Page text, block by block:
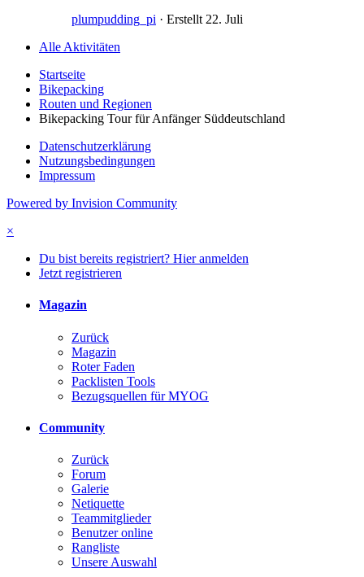
plumpudding_pi · Erstellt 22. Juli
Alle Aktivitäten
Startseite
Bikepacking
Routen und Regionen
Bikepacking Tour für Anfänger Süddeutschland
Datenschutzerklärung
Nutzungsbedingungen
Impressum
Powered by Invision Community
×
Du bist bereits registriert? Hier anmelden
Jetzt registrieren
Magazin
Zurück
Magazin
Roter Faden
Packlisten Tools
Bezugsquellen für MYOG
Community
Zurück
Forum
Galerie
Netiquette
Teammitglieder
Benutzer online
Rangliste
Unsere Auswahl